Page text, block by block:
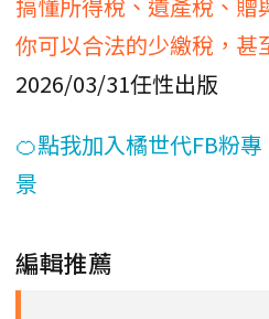
你可以合法的少繳稅，甚
2026/03/31任性出版
🍊點我加入橘世代FB粉
景
編輯推薦